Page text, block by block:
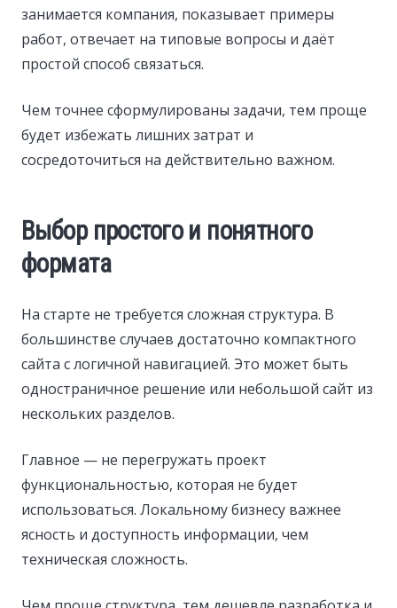
занимается компания, показывает примеры
работ, отвечает на типовые вопросы и даёт
простой способ связаться.
Чем точнее сформулированы задачи, тем проще
будет избежать лишних затрат и
сосредоточиться на действительно важном.
Выбор простого и понятного
формата
На старте не требуется сложная структура. В
большинстве случаев достаточно компактного
сайта с логичной навигацией. Это может быть
одностраничное решение или небольшой сайт из
нескольких разделов.
Главное — не перегружать проект
функциональностью, которая не будет
использоваться. Локальному бизнесу важнее
ясность и доступность информации, чем
техническая сложность.